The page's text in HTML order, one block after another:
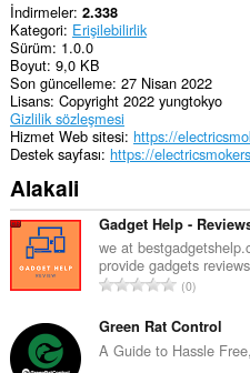
İndirmeler 2.338
Kategori Erişilebilirlik
Sürüm 1.0.0
Boyut 9,0 KB
Son güncelleme 27 Nisan 2022
Lisans Copyright 2022 yungtokyo
Gizlilik sözleşmesi
Hizmet Web sitesi https://
Destek sayfası https://
Alakali
Gadget Help -
we at
provide gadgets
T
p
l
0
Green Rat Control
A Guide to Hassle